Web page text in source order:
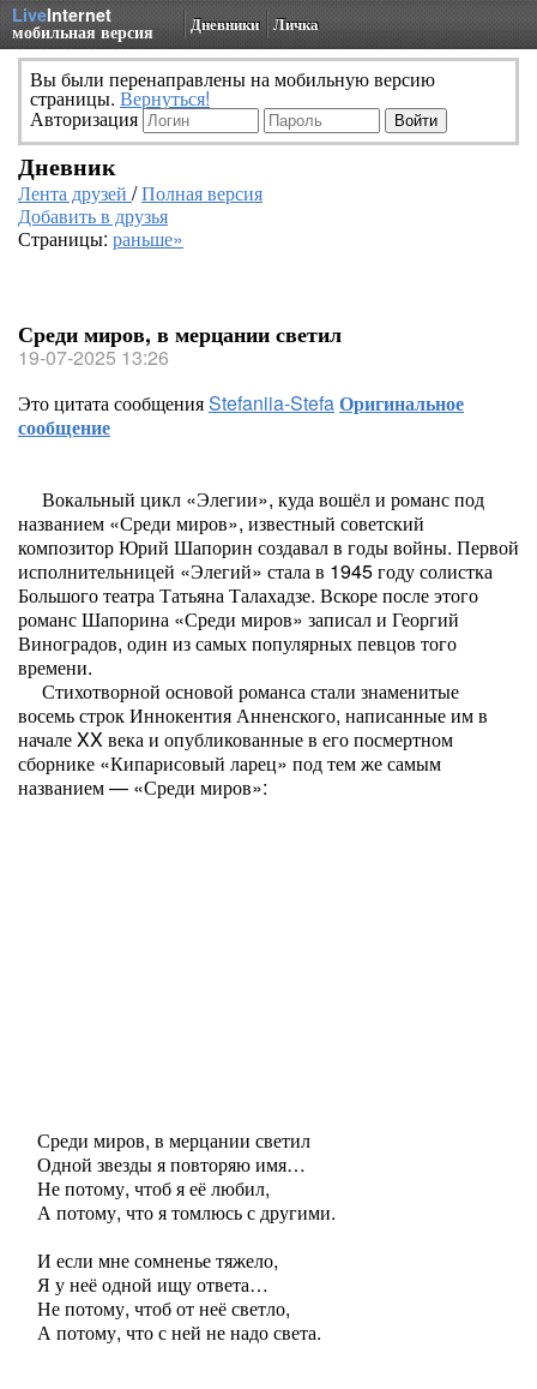
LiveInternet
мобильная версия Дневники Личка
Вы были перенаправлены на мобильную версию
страницы. Вернуться!
Авторизация
Дневник
Лента друзей /Полная версия
Добавить в друзья
Страницы: раньше»
Среди миров, в мерцании светил
19-07-2025 13:26
Это цитата сообщенияStefaniia-StefaОригинальное
сообщение
Вокальный цикл «Элегии», куда вошёл и романс под
названием «Среди миров», известный советский
композитор Юрий Шапорин создавал в годы войны. Первой
исполнительницей «Элегий» стала в 1945 году солистка
Большого театра Татьяна Талахадзе. Вскоре после этого
романс Шапорина «Среди миров» записал и Георгий
Виноградов, один из самых популярных певцов того
времени.
Стихотворной основой романса стали знаменитые
восемь строк Иннокентия Анненского, написанные им в
начале XX века и опубликованные в его посмертном
сборнике «Кипарисовый ларец» под тем же самым
названием — «Среди миров»:
Среди миров, в мерцании светил
Одной звезды я повторяю имя…
Не потому, чтоб я её любил,
А потому, что я томлюсь с другими.
И если мне сомненье тяжело,
Я у неё одной ищу ответа…
Не потому, чтоб от неё светло,
А потому, что с ней не надо света.